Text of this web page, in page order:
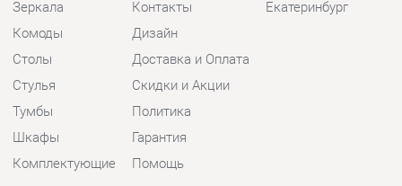
Столы
Стулья
Тумбы
Шкафы
Комплектующие
Доставка и Оплата
Скидки и Акции
Политика
Гарантия
Помощь
КОНТАКТЫ